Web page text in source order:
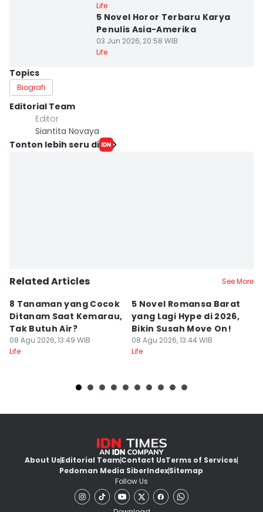
Life
5 Novel Horor Terbaru Karya
Penulis Asia-Amerika
03 Jun 2026, 20:58 WIB
Life
Topics
Biografi
Editorial Team
Editor
Siantita Novaya
Tonton lebih seru di
Related Articles See More
8 Tanaman yang Cocok
Ditanam Saat Kemarau,
Tak Butuh Air?
08 Agu 2026, 13:49 WIB
Life
5 Novel Romansa Barat
yang Lagi Hype di 2026,
Bikin Susah Move On!
08 Agu 2026, 13:44 WIB
Life
About UsEditorial TeamContact UsTerms of Services
Pedoman Media SiberIndexSitemap
Follow Us